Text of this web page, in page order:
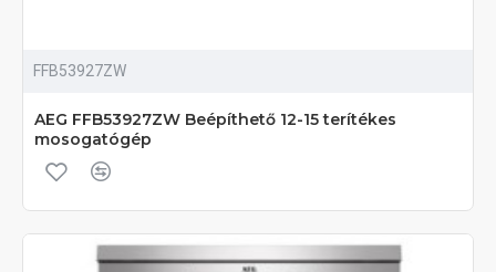
FFB53927ZW
AEG FFB53927ZW Beépíthető 12-15 terítékes
mosogatógép